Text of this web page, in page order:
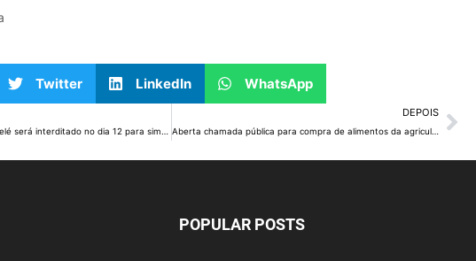
Twitter LinkedIn WhatsApp
Trânsito no Túnel Rei Pelé será interditado no dia 12 para simulado de emergência
DEPOIS
Aberta chamada pública para compra de alimentos da agricultura familiar
POPULAR POSTS